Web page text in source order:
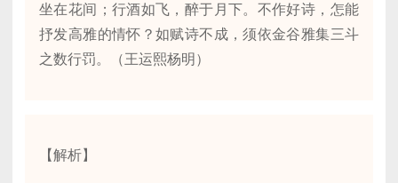
坐在花间；行酒如飞，醉于月下。不作好诗，怎能
抒发高雅的情怀？如赋诗不成，须依金谷雅集三斗
之数行罚。（王运熙杨明）
【解析】